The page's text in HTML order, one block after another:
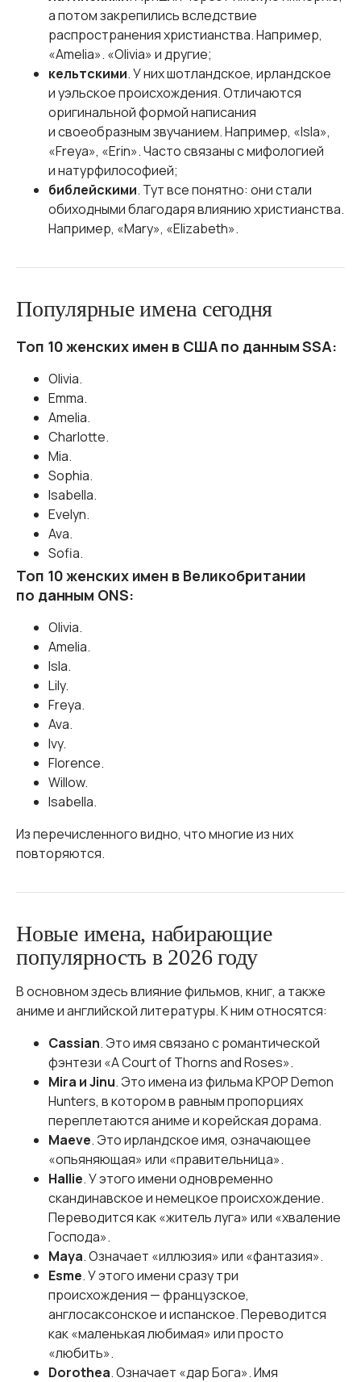
а потом закрепились вследствие
распространения христианства. Например,
«Amelia». «Olivia» и другие;
кельтскими. У них шотландское, ирландское
и уэльское происхождения. Отличаются
оригинальной формой написания
и своеобразным звучанием. Например, «Isla»,
«Freya», «Erin». Часто связаны с мифологией
и натурфилософией;
библейскими. Тут все понятно: они стали
обиходными благодаря влиянию христианства.
Например, «Mary», «Elizabeth».
Популярные имена сегодня
Топ 10 женских имен в США по данным SSA:
Olivia.
Emma.
Amelia.
Charlotte.
Mia.
Sophia.
Isabella.
Evelyn.
Ava.
Sofia.
Топ 10 женских имен в Великобритании
по данным ONS:
Olivia.
Amelia.
Isla.
Lily.
Freya.
Ava.
Ivy.
Florence.
Willow.
Isabella.
Из перечисленного видно, что многие из них
повторяются.
Новые имена, набирающие
популярность в 2026 году
В основном здесь влияние фильмов, книг, а также
аниме и английской литературы. К ним относятся:
Cassian. Это имя связано с романтической
фэнтези «A Court of Thorns and Roses».
Mira и Jinu. Это имена из фильма KPOP Demon
Hunters, в котором в равным пропорциях
переплетаются аниме и корейская дорама.
Maeve. Это ирландское имя, означающее
«опьяняющая» или «правительница».
Hallie. У этого имени одновременно
скандинавское и немецкое происхождение.
Переводится как «житель луга» или «хваление
Господа».
Maya. Означает «иллюзия» или «фантазия».
Esme. У этого имени сразу три
происхождения — французское,
англосаксонское и испанское. Переводится
как «маленькая любимая» или просто
«любить».
Dorothea. Означает «дар Бога». Имя